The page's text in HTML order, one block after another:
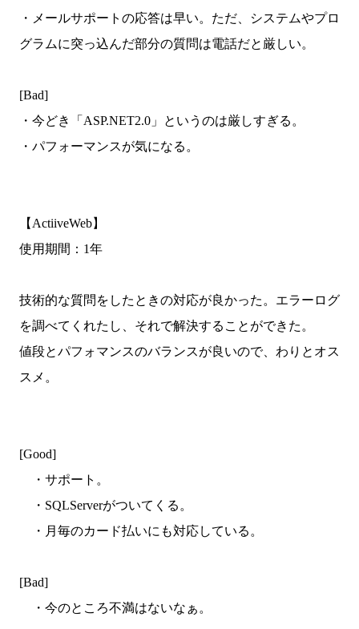
・メールサポートの応答は早い。ただ、システムやプロ
グラムに突っ込んだ部分の質問は電話だと厳しい。
[Bad]
・今どき「ASP.NET2.0」というのは厳しすぎる。
・パフォーマンスが気になる。
【ActiiveWeb】
使用期間：1年
技術的な質問をしたときの対応が良かった。エラーログ
を調べてくれたし、それで解決することができた。
値段とパフォマンスのバランスが良いので、わりとオス
スメ。
[Good]
・サポート。
・SQLServerがついてくる。
・月毎のカード払いにも対応している。
[Bad]
・今のところ不満はないなぁ。